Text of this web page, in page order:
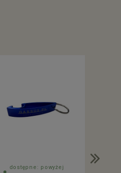
dostępne: powyżej